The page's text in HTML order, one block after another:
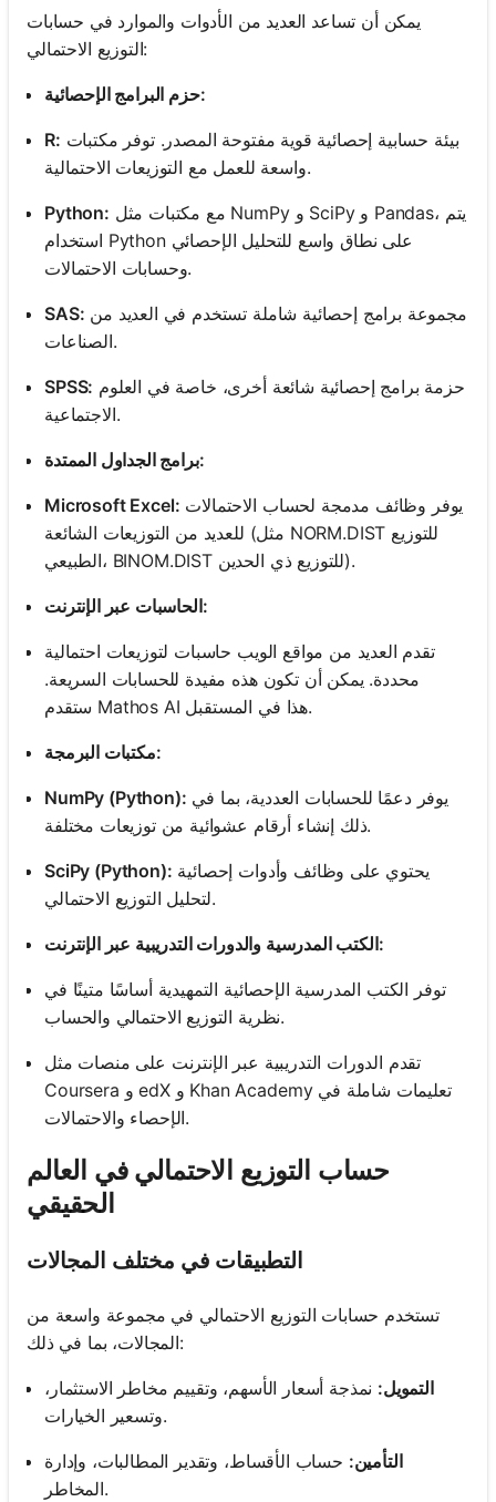
يمكن أن تساعد العديد من الأدوات والموارد في حسابات
التوزيع الاحتمالي:
حزم البرامج الإحصائية:
R:
واسعة للعمل مع التوزيعات الاحتمالية.
Python:
استخدام Python على نطاق واسع للتحليل الإحصائي
وحسابات الاحتمالات.
SAS:
الصناعات.
SPSS:
الاجتماعية.
برامج الجداول الممتدة:
Microsoft Excel:
للعديد من التوزيعات الشائعة (مثل NORM.DIST للتوزيع
الطبيعي، BINOM.DIST للتوزيع ذي الحدين).
الحاسبات عبر الإنترنت:
تقدم العديد من مواقع الويب حاسبات لتوزيعات احتمالية
محددة. يمكن أن تكون هذه مفيدة للحسابات السريعة.
ستقدم Mathos AI هذا في المستقبل.
مكتبات البرمجة:
NumPy (Python):
ذلك إنشاء أرقام عشوائية من توزيعات مختلفة.
SciPy (Python):
لتحليل التوزيع الاحتمالي.
الكتب المدرسية والدورات التدريبية عبر الإنترنت:
توفر الكتب المدرسية الإحصائية التمهيدية أساسًا متينًا في
نظرية التوزيع الاحتمالي والحساب.
تقدم الدورات التدريبية عبر الإنترنت على منصات مثل
Coursera و edX و Khan Academy تعليمات شاملة في
الإحصاء والاحتمالات.
حساب التوزيع الاحتمالي في العالم
الحقيقي
التطبيقات في مختلف المجالات
تستخدم حسابات التوزيع الاحتمالي في مجموعة واسعة من
المجالات، بما في ذلك:
التمويل: نمذجة أسعار الأسهم، وتقييم مخاطر الاستثمار،
وتسعير الخيارات.
التأمين: حساب الأقساط، وتقدير المطالبات، وإدارة
المخاطر.